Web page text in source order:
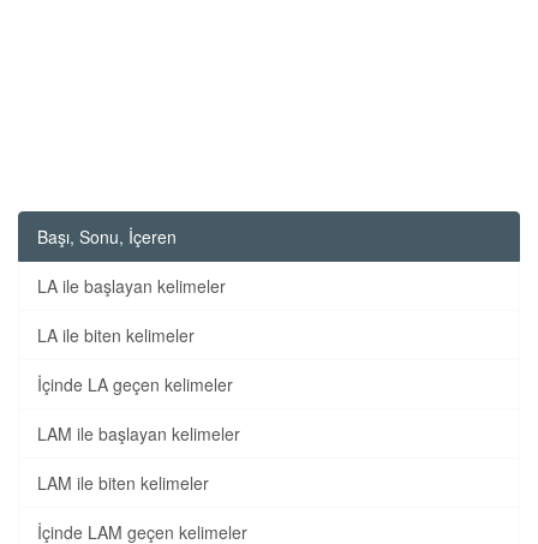
Başı, Sonu, İçeren
LA ile başlayan kelimeler
LA ile biten kelimeler
İçinde LA geçen kelimeler
LAM ile başlayan kelimeler
LAM ile biten kelimeler
İçinde LAM geçen kelimeler